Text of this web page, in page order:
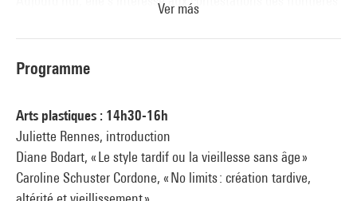
1970. À l’Ehess, elle anime en 2021-2022 les séminaires
« Approches critiques des catégories d’âge » et « Les âges du
Ver más
Programme
Arts plastiques : 14h30-16h
Juliette Rennes, introduction
Diane Bodart, « Le style tardif ou la vieillesse sans âge »
Caroline Schuster Cordone, « No limits : création tardive,